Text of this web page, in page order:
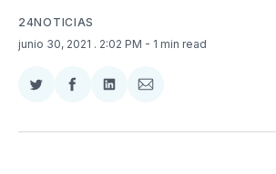
24NOTICIAS
junio 30, 2021 . 2:02 PM - 1 min read
Compartir
Twitter
Compartir
Facebook
Compartir
LinkedIn
Compartir
Email